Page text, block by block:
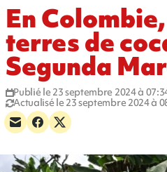
En
terres de
Segunda
Publié le 23 septembre 2024 à
Actualisé le 23 septembre 2024 à